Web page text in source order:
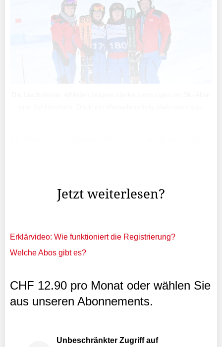
Jetzt weiterlesen?
Erklärvideo: Wie funktioniert die Registrierung?
Welche Abos gibt es?
CHF 12.90 pro Monat oder wählen Sie
aus unseren Abonnements.
Unbeschränkter Zugriff auf